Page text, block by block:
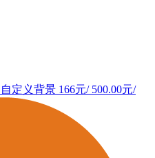
自定义背景 166元/ 500.00元/